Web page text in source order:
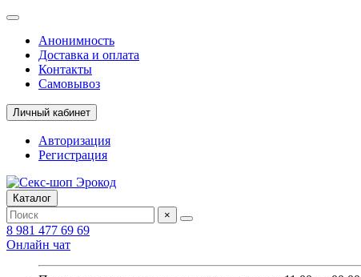
Анонимность
Доставка и оплата
Контакты
Самовывоз
Личный кабинет
Авторизация
Регистрация
Каталог
×
8 981 477 69 69
Онлайн чат